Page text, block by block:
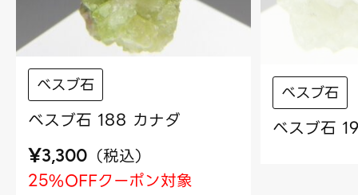
べスブ石
ベスブ石 188 カナダ
¥3,300 （税込）
25%OFFクーポン対象
べスブ石
ベスブ石